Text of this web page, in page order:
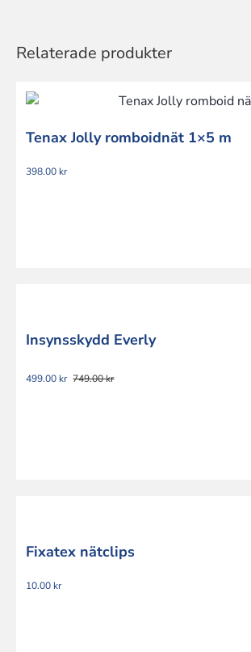
Relaterade produkter
Tenax Jolly romboidnät 1×5 m
398.00 kr
Insynsskydd Everly
749.00krDet
499.00 kr
Det
Fixatex nätclips
10.00 kr